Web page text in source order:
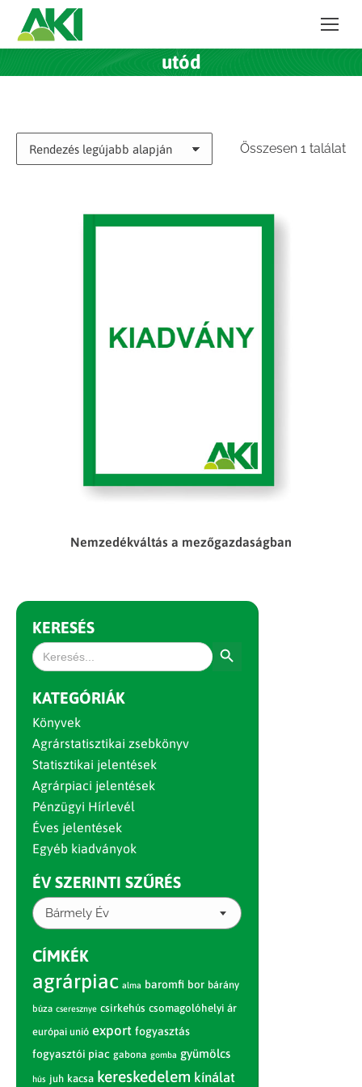
utód
Összesen 1 találat
Nemzedékváltás a mezőgazdaságban
KERESÉS
Search
for:
KATEGÓRIÁK
Könyvek
Agrárstatisztikai zsebkönyv
Statisztikai jelentések
Agrárpiaci jelentések
Pénzügyi Hírlevél
Éves jelentések
Egyéb kiadványok
ÉV SZERINTI SZŰRÉS
Bármely Év
CÍMKÉK
agrárpiac alma baromfi bor bárány
búza cseresznye csirkehús csomagolóhelyi ár
európai unió export fogyasztás
fogyasztói piac gabona gomba gyümölcs
hús juh kacsa kereskedelem kínálat